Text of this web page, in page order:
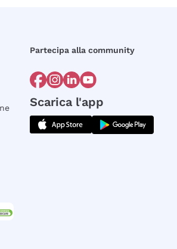
Partecipa alla community
Scarica l'app